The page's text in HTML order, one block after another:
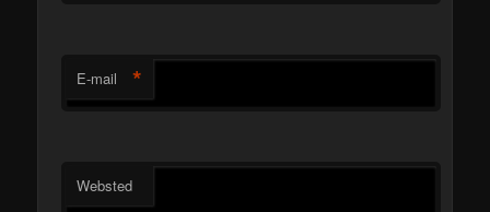
E-mail *
Websted